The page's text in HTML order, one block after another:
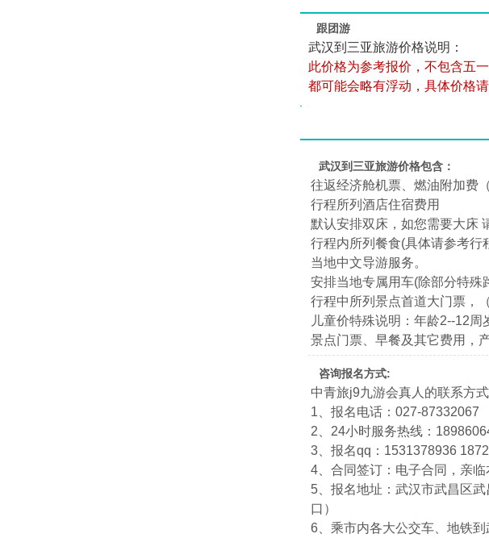
跟团游
武汉到三亚旅游价格说明：
此价格为参考报价，不包含五
都可能会略有浮动，具体价格
武汉到三亚旅游价格包含：
往返经济舱机票、燃油附加费
行程所列酒店住宿费用
默认安排双床，如您需要大床
行程内所列餐食(具体请参考行
当地中文导游服务。
安排当地专属用车(除部分特殊
行程中所列景点首道大门票，
儿童价特殊说明：年龄2--12
景点门票、早餐及其它费用，
咨询报名方式:
中青旅j9九游会真人的联系方式
1、报名电话：027-87332067
2、24小时服务热线：
3、报名qq：1531378936
4、合同签订：电子合同，亲
5、报名地址：武汉市武昌区
口）
6、乘市内各大公交车、地铁到